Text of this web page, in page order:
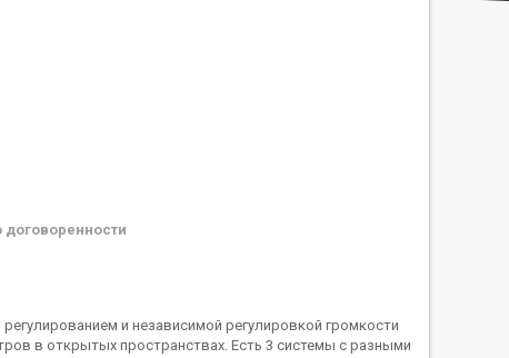
договоренности
и независимой регулировкой громкости
в открытых пространствах. Есть 3 системы с разными